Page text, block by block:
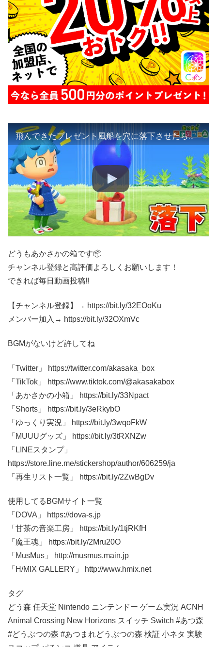
飛んできたプレゼント風船を穴に落下させたらはまる説!!【あつ森】【あつまれどうぶつの森検証】
どうもあかさかの箱です📦
チャンネル登録と高評価よろしくお願いします！
できれば毎日動画投稿!!
【チャンネル登録】→ https://bit.ly/32EOoKu
メンバー加入→ https://bit.ly/32OXmVc
BGMがないけど許してね
「Twitter」 https://twitter.com/akasaka_box
「TikTok」 https://www.tiktok.com/@akasakabox
「あかさかの小箱」 https://bit.ly/33Npact
「Shorts」 https://bit.ly/3eRkybO
「ゆっくり実況」 https://bit.ly/3wqoFkW
「MUUUグッズ」 https://bit.ly/3tRXNZw
「LINEスタンプ」
https://store.line.me/stickershop/author/606259/ja
「再生リスト一覧」 https://bit.ly/2ZwBgDv
使用してるBGMサイト一覧
「DOVA」 https://dova-s.jp
「甘茶の音楽工房」 https://bit.ly/1tjRKfH
「魔王魂」 https://bit.ly/2Mru20O
「MusMus」 http://musmus.main.jp
「H/MIX GALLERY」 http://www.hmix.net
タグ
どう森 任天堂 Nintendo ニンテンドー ゲーム実況 ACNH
Animal Crossing New Horizons スイッチ Switch #あつ森
#どうぶつの森 #あつまれどうぶつの森 検証 小ネタ 実験